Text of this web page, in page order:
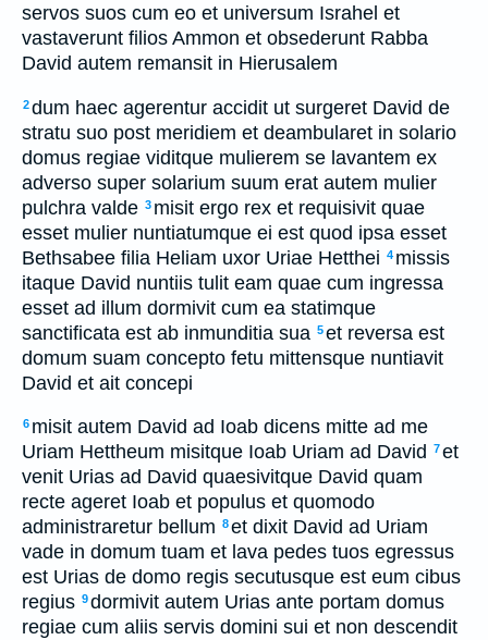
servos suos cum eo et universum Israhel et
vastaverunt filios Ammon et obsederunt Rabba
David autem remansit in Hierusalem
2dum haec agerentur accidit ut surgeret David de
stratu suo post meridiem et deambularet in solario
domus regiae viditque mulierem se lavantem ex
adverso super solarium suum erat autem mulier
pulchra valde 3 misit ergo rex et requisivit quae
esset mulier nuntiatumque ei est quod ipsa esset
Bethsabee filia Heliam uxor Uriae Hetthei 4 missis
itaque David nuntiis tulit eam quae cum ingressa
esset ad illum dormivit cum ea statimque
sanctificata est ab inmunditia sua 5et reversa est
domum suam concepto fetu mittensque nuntiavit
David et ait concepi
6 misit autem David ad Ioab dicens mitte ad me
Uriam Hettheum misitque Ioab Uriam ad David
7et
venit Urias ad David quaesivitque David quam
recte ageret Ioab et populus et quomodo
administraretur bellum 8et dixit David ad Uriam
vade in domum tuam et lava pedes tuos egressus
est Urias de domo regis secutusque est eum cibus
regius 9dormivit autem Urias ante portam domus
regiae cum aliis servis domini sui et non descendit